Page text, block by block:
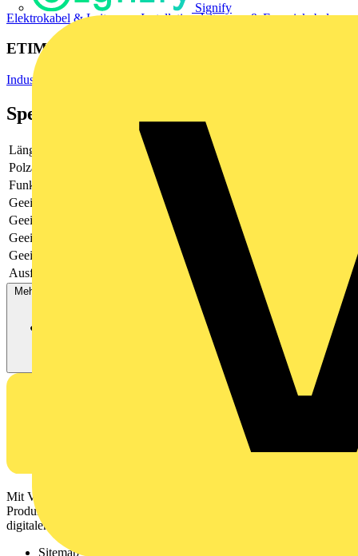
Signify
Elektrokabel & LeitungenInstallationsleitungen & Energiekabel
ETIM Group
Industriesteuerungen SPS
Spezifikationen
Länge
Polzahl
Funktion
Geeignet für analoge Signale
Geeignet für digitale Signale
Nein
Geeignet für Ausgangskarte SPS
Nein
Geeignet für Eingangskarte SPS
Nein
Ausführung elektrischer Anschluss, feldseitig
Aderendhülse
Mehr anzeigen
Mit Voltimum erhalten Elektrofachkräfte Zugang zu Branchennews,
Produktinformationen, Schulungen und Tools – alles auf einer
digitalen Plattform und Community.
Sitemap